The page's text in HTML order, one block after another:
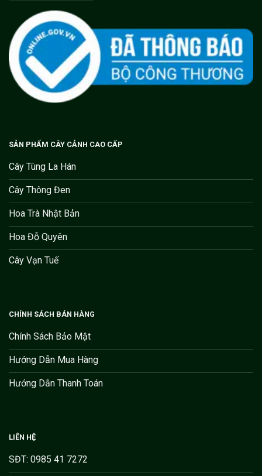
SẢN PHẨM CÂY CẢNH CAO CẤP
Cây Tùng La Hán
Cây Thông Đen
Hoa Trà Nhật Bản
Hoa Đỗ Quyên
Cây Vạn Tuế
CHÍNH SÁCH BÁN HÀNG
Chính Sách Bảo Mật
Hướng Dẫn Mua Hàng
Hướng Dẫn Thanh Toán
LIÊN HỆ
SĐT: 0985 41 7272